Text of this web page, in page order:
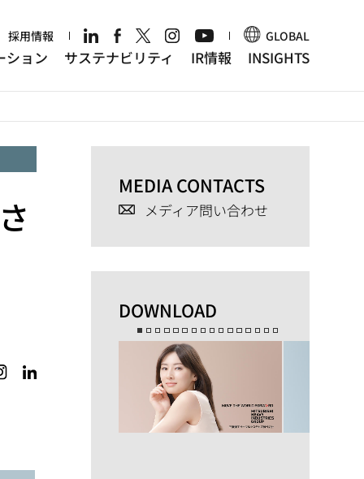
採用情報 GLOBAL
ション サステナビリティ IR情報 INSIGHTS
MEDIA CONTACTS
メディア問い合わせ
DOWNLOAD